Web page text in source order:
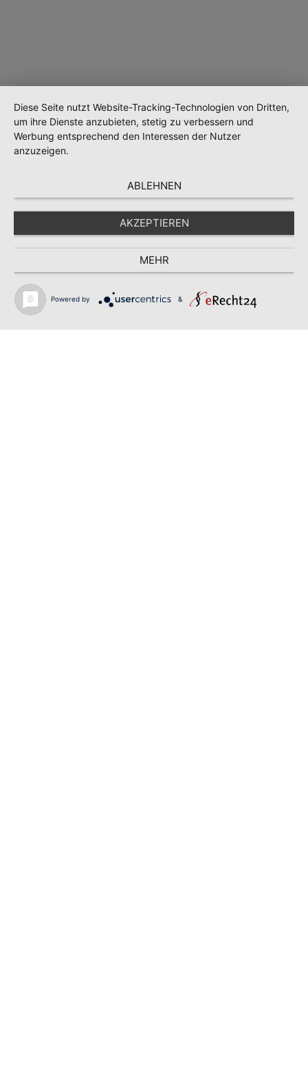
Wird geladen …
Diese Seite nutzt Website-Tracking-Technologien von Dritten,
um ihre Dienste anzubieten, stetig zu verbessern und
Werbung entsprechend den Interessen der Nutzer
anzuzeigen.
ABLEHNEN
AKZEPTIEREN
MEHR
Powered by &